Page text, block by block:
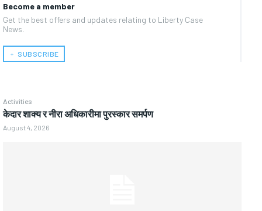
Become a member
Get the best offers and updates relating to Liberty Case
News.
﹢ SUBSCRIBE
Activities
केदार शाक्य र नीरा अधिकारीमा पुरस्कार समर्पण
August 4, 2026